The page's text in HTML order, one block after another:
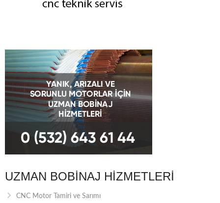
UZMAN BOBINAJ HIZMETLERI
CNC Motor Tamiri ve Sarımı